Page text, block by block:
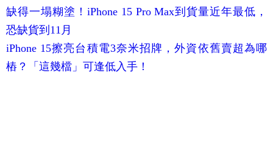
缺得一塌糊塗！iPhone 15 Pro Max到貨量近年最低，
恐缺貨到11月
iPhone 15擦亮台積電3奈米招牌，外資依舊賣超為哪
樁？「這幾檔」可逢低入手！